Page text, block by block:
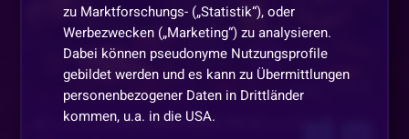
Morgen, 14:00 Uhr
ε(´｡•᎑•`)っ 💕Die alten Perlen 4.0 ε(´｡•᎑•`)っ 💕
zu Marktforschungs- („Statistik“), oder
Werbezwecken („Marketing“) zu analysieren.
Dabei können pseudonyme Nutzungsprofile
gebildet werden und es kann zu Übermittlungen
personenbezogener Daten in Drittländer
kommen, u.a. in die USA.